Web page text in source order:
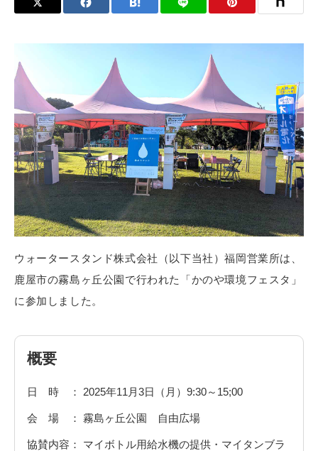
ウォータースタンド株式会社（以下当社）福岡営業所は、
鹿屋市の霧島ヶ丘公園で行われた「かのや環境フェスタ」
に参加しました。
概要
日時 2025年11月3日（月）9:30～15;00
会場 霧島ヶ丘公園 自由広場
協賛内容
マイボトル用給水機の提供・マイタンブラ